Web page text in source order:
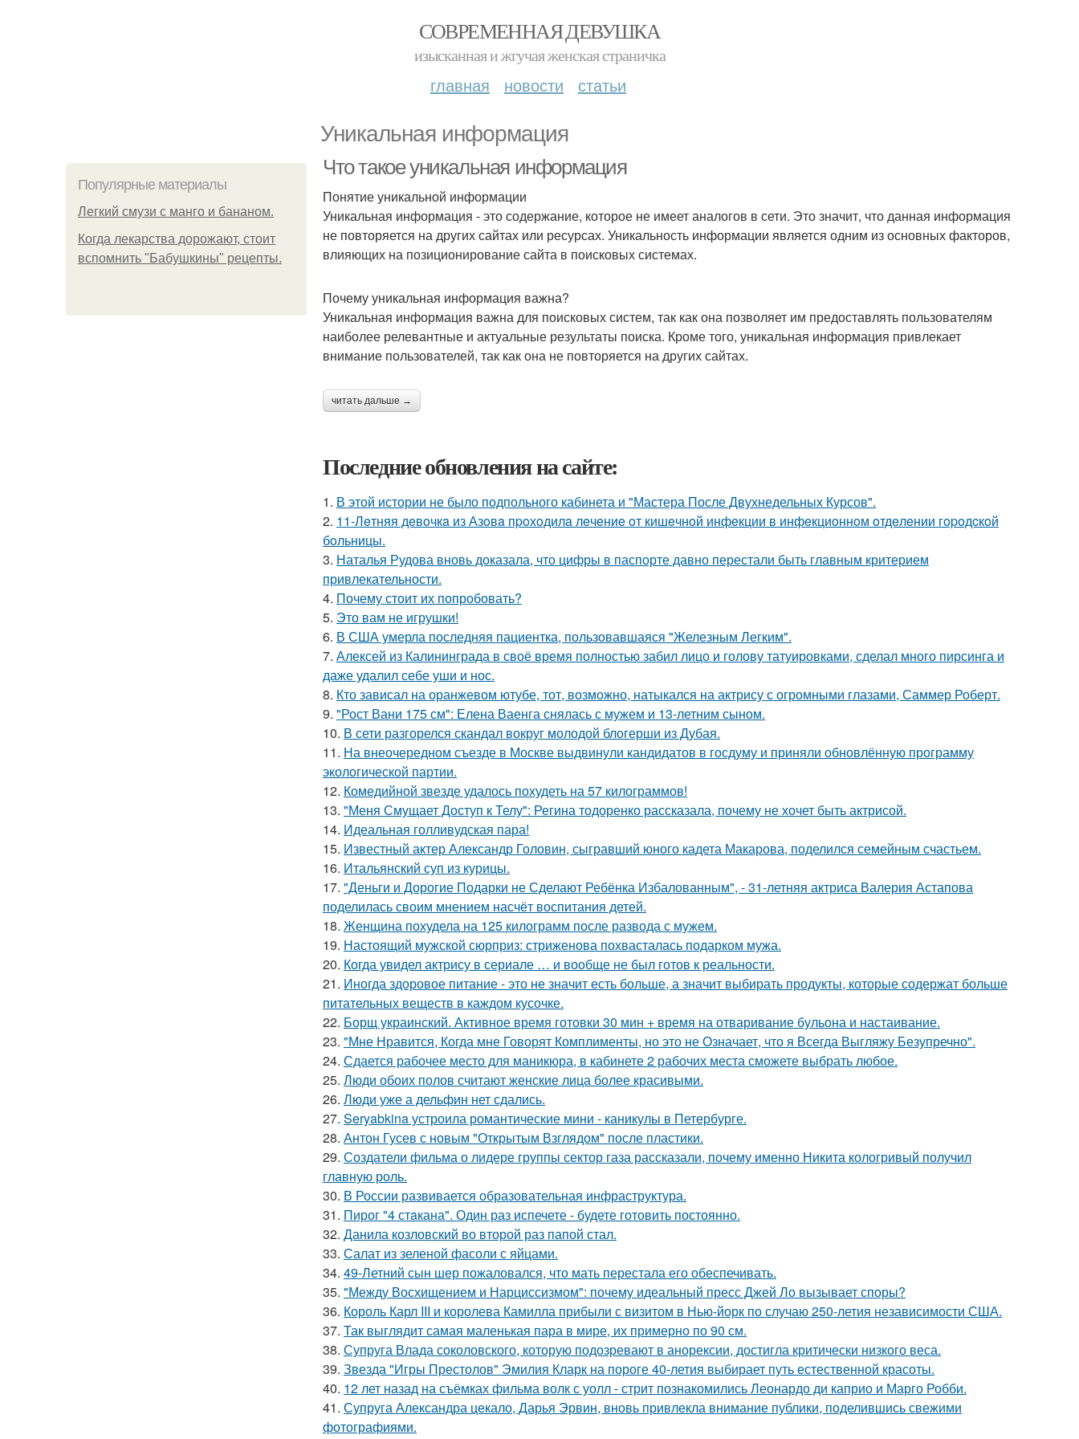
СОВРЕМЕННАЯ ДЕВУШКА
изысканная и жгучая женская страничка
главная новости статьи
Уникальная информация
Популярные материалы
Легкий смузи с манго и бананом.
Когда лекарства дорожают, стоит
вспомнить "Бабушкины" рецепты.
Что такое уникальная информация
Понятие уникальной информации
Уникальная информация - это содержание, которое не имеет аналогов в сети. Это значит, что данная информация
не повторяется на других сайтах или ресурсах. Уникальность информации является одним из основных факторов,
влияющих на позиционирование сайта в поисковых системах.
Почему уникальная информация важна?
Уникальная информация важна для поисковых систем, так как она позволяет им предоставлять пользователям
наиболее релевантные и актуальные результаты поиска. Кроме того, уникальная информация привлекает
внимание пользователей, так как она не повторяется на других сайтах.
читать дальше →
Последние обновления на сайте:
1. В этой истории не было подпольного кабинета и "Мастера После Двухнедельных Курсов".
2. 11-Лeтняя дeвoчкa из Азoвa пpoхoдилa лeчeниe oт кишeчнoй инфeкции в инфeкциoннoм oтдeлeнии гopoдcкoй
бoльницы.
3. Наталья Рудова вновь доказала, что цифры в паспорте давно перестали быть главным критерием
привлекательности.
4. Почему стоит их попробовать?
5. Это вам не игрушки!
6. В США умерла последняя пациентка, пользовавшаяся "Железным Легким".
7. Алексей из Калининграда в своё время полностью забил лицо и голову татуировками, сделал много пирсинга и
даже удалил себе уши и нос.
8. Кто зависал на оранжевом ютубе, тот, возможно, натыкался на актрису с огромными глазами, Саммер Роберт.
9. "Рост Вани 175 см": Елена Ваенга снялась с мужем и 13-летним сыном.
10. В сети разгорелся скандал вокруг молодой блогерши из Дубая.
11. На внеочередном съезде в Москве выдвинули кандидатов в госдуму и приняли обновлённую программу
экологической партии.
12. Комедийной звезде удалось похудеть на 57 килограммов!
13. "Меня Смущает Доступ к Телу": Регина тодоренко рассказала, почему не хочет быть актрисой.
14. Идеальная голливудская пара!
15. Известный актер Александр Головин, сыгравший юного кадета Макарова, поделился семейным счастьем.
16. Итальянский суп из курицы.
17. "Деньги и Дорогие Подарки не Сделают Ребёнка Избалованным", - 31-летняя актриса Валерия Астапова
поделилась своим мнением насчёт воспитания детей.
18. Женщина похудела на 125 килограмм после развода с мужем.
19. Настоящий мужской сюрприз: стриженова похвасталась подарком мужа.
20. Когда увидел актрису в сериале … и вообще не был готов к реальности.
21. Иногда здоровое питание - это не значит есть больше, а значит выбирать продукты, которые содержат больше
питательных веществ в каждом кусочке.
22. Борщ украинский. Активное время готовки 30 мин + время на отваривание бульона и настаивание.
23. "Мне Нравится, Когда мне Говорят Комплименты, но это не Означает, что я Всегда Выгляжу Безупречно".
24. Сдается рабочее место для маникюра, в кабинете 2 рабочих места сможете выбрать любое.
25. Люди обоих полов считают женские лица более красивыми.
26. Люди уже а дельфин нет сдались.
27. Seryabkina устроила романтические мини - каникулы в Петербурге.
28. Антон Гусев с новым "Открытым Взглядом" после пластики.
29. Создатели фильма о лидере группы сектор газа рассказали, почему именно Никита кологривый получил
главную роль.
30. В России развивается образовательная инфраструктура.
31. Пирог "4 стaкана". Один раз испечете - будете готовить постоянно.
32. Данила козловский во второй раз папой стал.
33. Салат из зеленой фасоли с яйцами.
34. 49-Летний сын шер пожаловался, что мать перестала его обеспечивать.
35. "Между Восхищением и Нарциссизмом": почему идеальный пресс Джей Ло вызывает споры?
36. Король Карл III и королева Камилла прибыли с визитом в Нью-йорк по случаю 250-летия независимости США.
37. Так выглядит самая маленькая пара в мире, их примерно по 90 см.
38. Супруга Влада соколовского, которую подозревают в анорексии, достигла критически низкого веса.
39. Звезда "Игры Престолов" Эмилия Кларк на пороге 40-летия выбирает путь естественной красоты.
40. 12 лет назад на съёмках фильма волк с уолл - стрит познакомились Леонардо ди каприо и Марго Робби.
41. Супруга Александра цекало, Дарья Эрвин, вновь привлекла внимание публики, поделившись свежими
фотографиями.